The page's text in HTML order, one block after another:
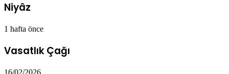
Niyâz
1 hafta önce
Vasatlık Çağı
16/02/2026